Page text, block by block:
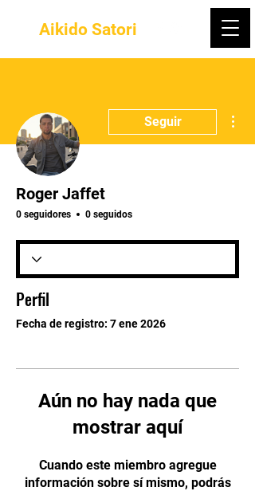
Aikido Satori
Seguir
Roger Jaffet
0 seguidores 0 seguidos
Perfil
Fecha de registro: 7 ene 2026
Aún no hay nada que
mostrar aquí
Cuando este miembro agregue
información sobre sí mismo, podrás